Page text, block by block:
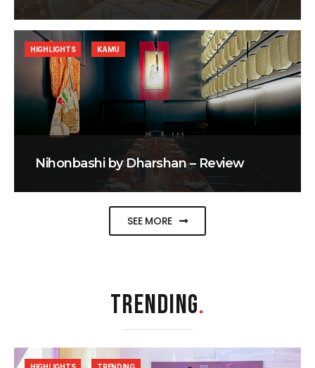
Nihonbashi by Dharshan – Review
HIGHLIGHTS KAMU
SEE MORE
TRENDING.